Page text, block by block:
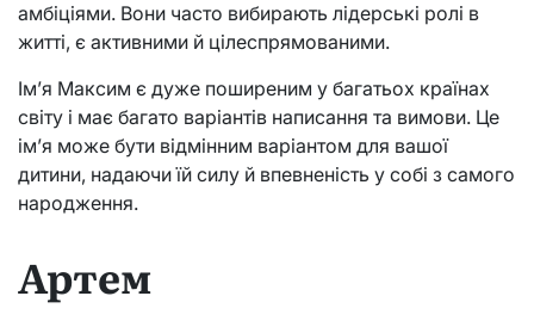
амбіціями. Вони часто вибирають лідерські ролі в
житті, є активними й цілеспрямованими.
Ім’я Максим є дуже поширеним у багатьох країнах
світу і має багато варіантів написання та вимови. Це
ім’я може бути відмінним варіантом для вашої
дитини, надаючи їй силу й впевненість у собі з самого
народження.
Артем